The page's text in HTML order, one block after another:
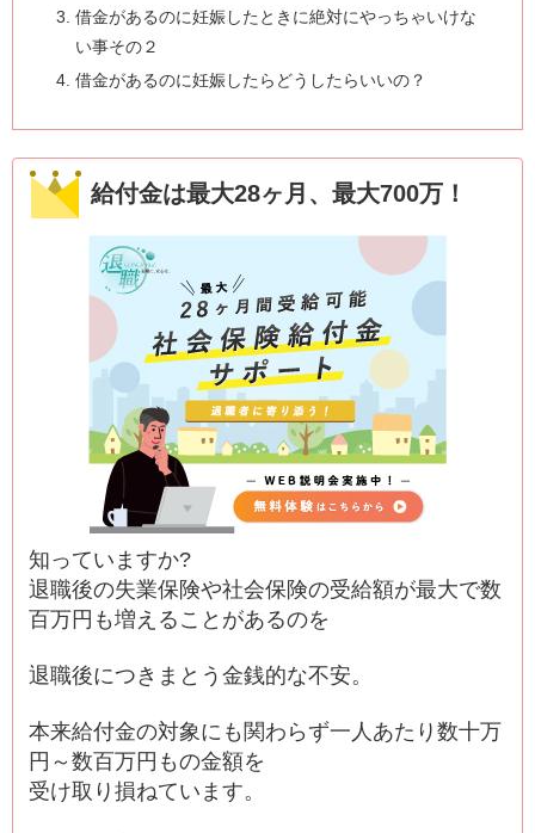
借金があるのに妊娠したときに絶対にやっちゃいけな
い事その２
借金があるのに妊娠したらどうしたらいいの？
給付金は最大28ヶ月、最大700万！
知っていますか?
退職後の失業保険や社会保険の受給額が最大で数
百万円も増えることがあるのを
退職後につきまとう金銭的な不安。
本来給付金の対象にも関わらず一人あたり数十万
円～数百万円もの金額を
受け取り損ねています。